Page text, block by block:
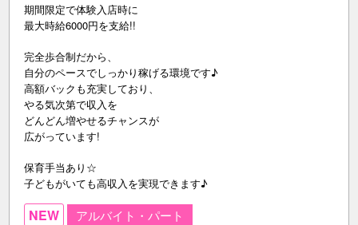
期間限定で体験入店時に
最大時給6000円を支給!!
完全歩合制だから、
自分のペースでしっかり稼げる環境です♪
高額バックも充実しており、
やる気次第で収入を
どんどん増やせるチャンスが
広がっています!
保育手当あり☆
子どもがいても高収入を実現できます♪
NEW アルバイト・パート